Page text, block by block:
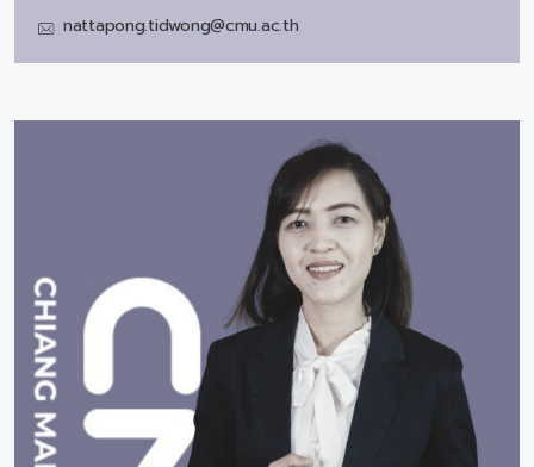
nattapong.tidwong@cmu.ac.th